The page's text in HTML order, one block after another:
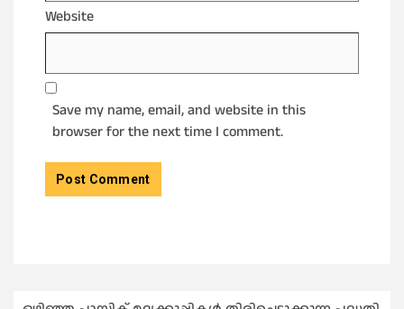
Website
Save my name, email, and website in this
browser for the next time I comment.